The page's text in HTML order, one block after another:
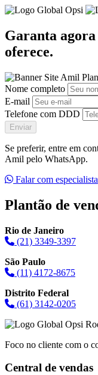
Garanta
oferece.
Nome completo
E-mail
Telefone com DDD
Enviar
Se preferir, entre em
Amil pelo WhatsApp.
Falar com especialista
Plantão de
Rio de Janeiro
(21) 3349-3397
São Paulo
(11) 4172-8675
Distrito Federal
(61) 3142-0205
Foco no cliente com o
Central de vendas